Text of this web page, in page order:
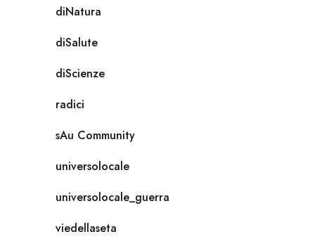
diNatura
diSalute
diScienze
radici
sAu Community
universolocale
universolocale_guerra
viedellaseta